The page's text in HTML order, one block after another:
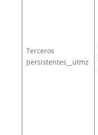
Terceros
persistentes__utmz